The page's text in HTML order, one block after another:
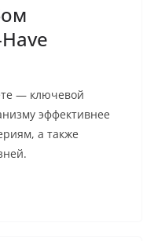
— ключевой
эффективнее
а также